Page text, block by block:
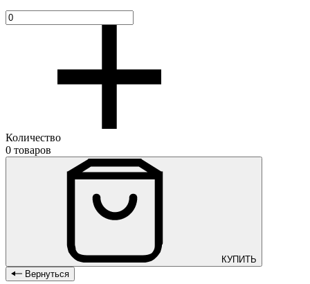
Количество
0 товаров
КУПИТЬ
Вернуться